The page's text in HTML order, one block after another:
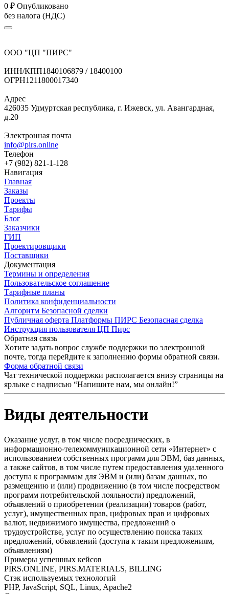
0 ₽ Опубликовано
без налога (НДС)
ООО "ЦП "ПИРС"
ИНН/КПП1840106879 / 18400100
ОГРН1211800017340
Адрес
426035 Удмуртская республика, г. Ижевск, ул. Авангардная,
д.20
Электронная почта
info@pirs.online
Телефон
+7 (982) 821-1-128
Навигация
Главная
Заказы
Проекты
Тарифы
Блог
Заказчики
ГИП
Проектировщики
Поставщики
Документация
Термины и определения
Пользовательское соглашение
Тарифные планы
Политика конфиденциальности
Алгоритм Безопасной сделки
Публичная оферта Платформы ПИРС Безопасная сделка
Инструкция пользователя ЦП Пирс
Обратная связь
Хотите задать вопрос службе поддержки по электронной
почте, тогда перейдите к заполнению формы обратной связи.
Форма обратной связи
Чат технической поддержки располагается внизу страницы на
ярлыке с надписью “Напишите нам, мы онлайн!”
Виды деятельности
Оказание услуг, в том числе посреднических, в
информационно-телекоммуникационной сети «Интернет» с
использованием собственных программ для ЭВМ, баз данных,
а также сайтов, в том числе путем предоставления удаленного
доступа к программам для ЭВМ и (или) базам данных, по
размещению и (или) продвижению (в том числе посредством
программ потребительской лояльности) предложений,
объявлений о приобретении (реализации) товаров (работ,
услуг), имущественных прав, цифровых прав и цифровых
валют, недвижимого имущества, предложений о
трудоустройстве, услуг по осуществлению поиска таких
предложений, объявлений (доступа к таким предложениям,
объявлениям)
Примеры успешных кейсов
PIRS.ONLINE, PIRS.MATERIALS, BILLING
Стэк используемых технологий
PHP, JavaScript, SQL, Linux, Apache2